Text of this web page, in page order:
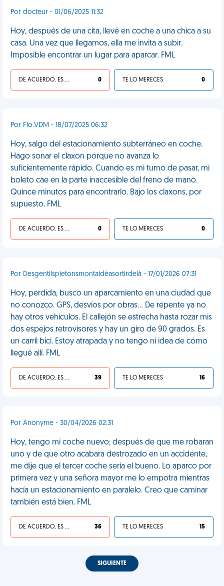
Por docteur - 01/06/2025 11:32
Hoy, después de una cita, llevé en coche a una chica a su
casa. Una vez que llegamos, ella me invita a subir.
Imposible encontrar un lugar para aparcar. FML
DE ACUERDO, ES UNA VIDA HP 0 TE LO MERECES 0
Por Flo.VDM - 18/07/2025 06:32
Hoy, salgo del estacionamiento subterráneo en coche.
Hago sonar el claxon porque no avanza lo
suficientemente rápido. Cuando es mi turno de pasar, mi
boleto cae en la parte inaccesible del freno de mano.
Quince minutos para encontrarlo. Bajo los claxons, por
supuesto. FML
DE ACUERDO, ES UNA VIDA HP 0 TE LO MERECES 0
Por Desgentilspietonsmontaidéasortirdelà - 17/01/2026 07:31
Hoy, perdida, busco un aparcamiento en una ciudad que
no conozco. GPS, desvíos por obras... De repente ya no
hay otros vehículos. El callejón se estrecha hasta rozar mis
dos espejos retrovisores y hay un giro de 90 grados. Es
un carril bici. Estoy atrapada y no tengo ni idea de cómo
llegué allí. FML
DE ACUERDO, ES UNA VIDA HP 39 TE LO MERECES 16
Por Anonyme - 30/04/2026 02:31
Hoy, tengo mi coche nuevo; después de que me robaran
uno y de que otro acabara destrozado en un accidente,
me dije que el tercer coche sería el bueno. Lo aparco por
primera vez y una señora mayor me lo empotra mientras
hacía un estacionamiento en paralelo. Creo que caminar
también está bien. FML
DE ACUERDO, ES UNA VIDA HP 36 TE LO MERECES 15
SIGUIENTE